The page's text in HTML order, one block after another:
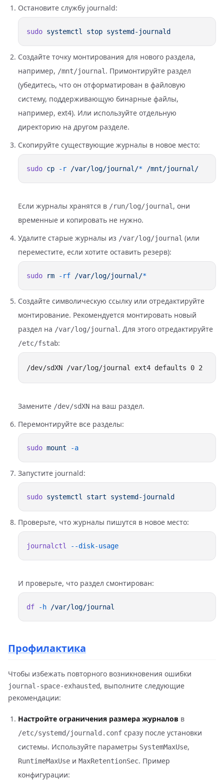
Остановите службу journald:
sudo systemctl stop
Создайте точку монтирования для нового раздела,
например, /mnt/journal . Примонтируйте раздел
(убедитесь, что он отформатирован в файловую
систему, поддерживающую бинарные файлы,
например, ext4). Или используйте отдельную
директорию на другом разделе.
Скопируйте существующие журналы в новое место:
sudo cp -r /var/log/journal/*
Если журналы хранятся в /run/log/journal , они
временные и копировать не нужно.
Удалите старые журналы из /var/log/journal (или
переместите, если хотите оставить резерв):
sudo rm -rf /var/log/journal/
Создайте символическую ссылку или отредактируйте
монтирование. Рекомендуется монтировать новый
раздел на /var/log/journal . Для этого отредактируйте
/etc/fstab:
Замените /dev/sdXN на ваш раздел.
Перемонтируйте все разделы:
sudo mount
Запустите journald:
sudo systemctl start
Проверьте, что журналы пишутся в новое место:
journalctl
И проверьте, что раздел смонтирован:
df -h
Профилактика
Чтобы избежать повторного возникновения ошибки
journal-space-exhausted, выполните следующие
рекомендации:
Настройте ограничения размера журналов в
/etc/systemd/journald.conf сразу после установки
системы. Используйте параметры SystemMaxUse,
RuntimeMaxUse и MaxRetentionSec. Пример
конфигурации: